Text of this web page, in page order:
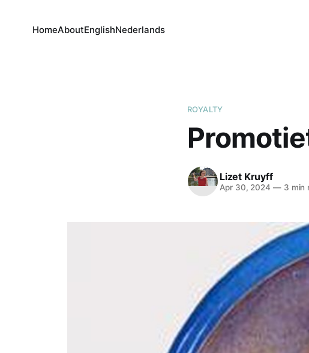
HomeAboutEnglishNederlands
ROYALTY
Lizet Kruyff
Apr 30, 2024 —3 min